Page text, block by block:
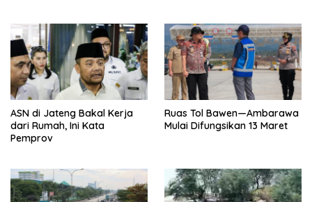
ASN di Jateng Bakal Kerja
dari Rumah, Ini Kata
Pemprov
Ruas Tol Bawen—Ambarawa
Mulai Difungsikan 13 Maret